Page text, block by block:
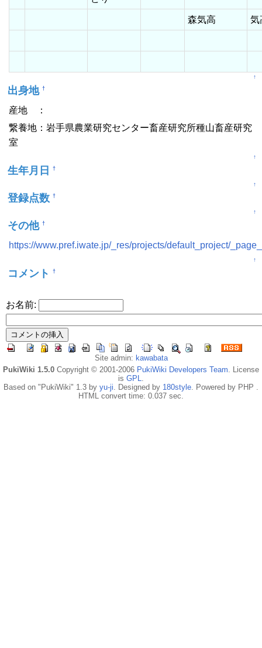
森気高
↑
出身地 †
産地 ：
繋養地：岩手県農業研究センター畜産研究所種山畜産研究
室
↑
生年月日 †
↑
登録点数 †
↑
その他 †
https://www.pref.iwate.jp/_res/projects/default_project/
↑
コメント †
お名前:
Site admin: kawabata
PukiWiki 1.5.0 Copyright © 2001-2006 PukiWiki Developers Team. License
is GPL.
Based on "PukiWiki" 1.3 by yu-ji. Designed by 180style. Powered by PHP .
HTML convert time: 0.037 sec.